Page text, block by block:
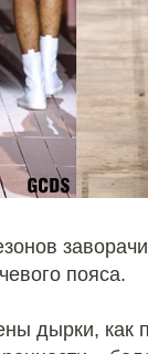
пояса.
дырки,